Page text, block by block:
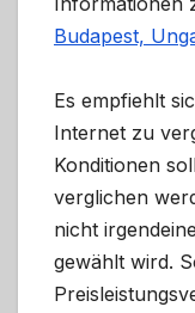
Budapest,
Es empfiehlt
Internet zu
Konditionen
verglichen
nicht
gewählt wird.